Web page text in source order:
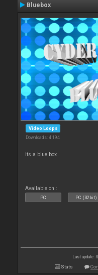
Bluebox
Video Loops
Downloads: 4 194
its a blue box
Available on :
PC PC (32bit)
Last update:
Stats